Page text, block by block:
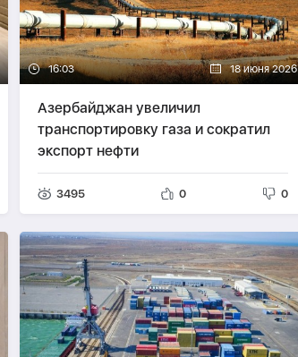
16:03 18 июня 2026
Азербайджан увеличил
транспортировку газа и сократил
экспорт нефти
3495 0 0